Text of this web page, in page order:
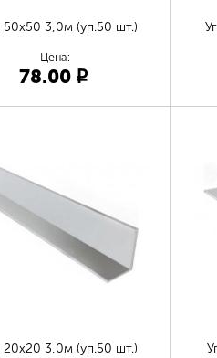
50х50 3,0м (уп.50 шт.)
Цена:
78.00 p
20х20 3,0м (уп.50 шт.)